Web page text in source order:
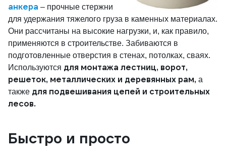
анкера – прочные стержни
для удержания тяжелого груза в каменных материалах.
Они рассчитаны на высокие нагрузки, и, как правило,
применяются в строительстве. Забиваются в
подготовленные отверстия в стенах, потолках, сваях.
Используются для монтажа лестниц, ворот,
решеток, металлических и деревянных рам, а
также для подвешивания цепей и строительных
лесов.
Быстро и просто